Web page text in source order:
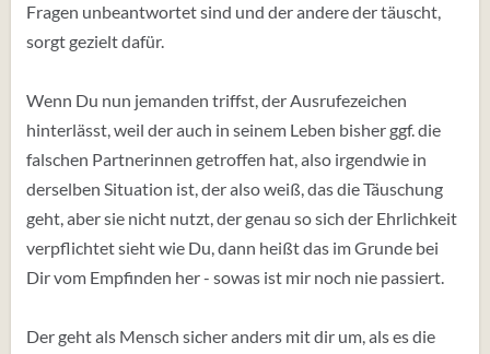
Fragen unbeantwortet sind und der andere der täuscht,
sorgt gezielt dafür.
Wenn Du nun jemanden triffst, der Ausrufezeichen
hinterlässt, weil der auch in seinem Leben bisher ggf. die
falschen Partnerinnen getroffen hat, also irgendwie in
derselben Situation ist, der also weiß, das die Täuschung
geht, aber sie nicht nutzt, der genau so sich der Ehrlichkeit
verpflichtet sieht wie Du, dann heißt das im Grunde bei
Dir vom Empfinden her - sowas ist mir noch nie passiert.
Der geht als Mensch sicher anders mit dir um, als es die